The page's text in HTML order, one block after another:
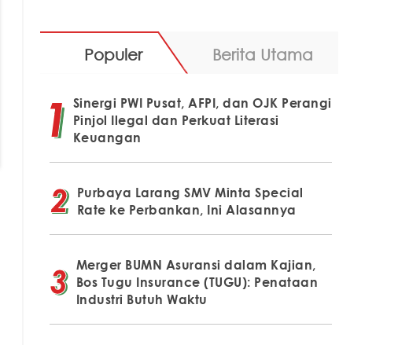
Populer Berita Utama
Sinergi PWI Pusat, AFPI, dan OJK Perangi
Pinjol Ilegal dan Perkuat Literasi
Keuangan
Purbaya Larang SMV Minta Special
Rate ke Perbankan, Ini Alasannya
Merger BUMN Asuransi dalam Kajian,
Bos Tugu Insurance (TUGU): Penataan
Industri Butuh Waktu